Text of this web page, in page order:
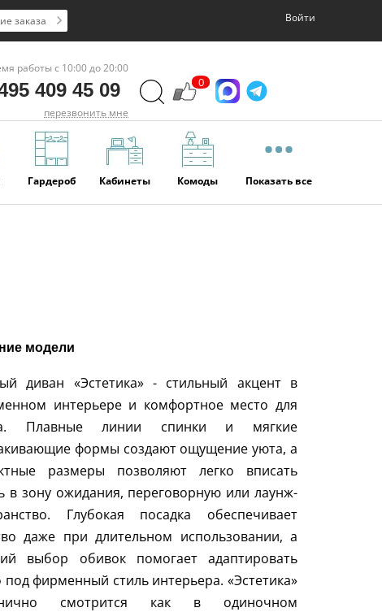
Войти
заказа
работы с 10:00 до 20:00
409 45 09
перезвонить мне
0
Гардероб Кабинеты Комоды Показать все
модели
диван «Эстетика» - стильный акцент в
интерьере и комфортное место для
Плавные линии спинки и мягкие
формы создают ощущение уюта, а
размеры позволяют легко вписать
в зону ожидания, переговорную или лаунж-
Глубокая посадка обеспечивает
даже при длительном использовании, а
выбор обивок помогает адаптировать
под фирменный стиль интерьера. «Эстетика»
смотрится как в одиночном